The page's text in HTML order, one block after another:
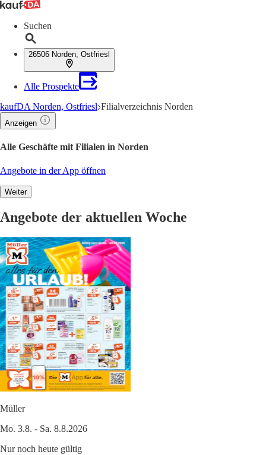
Suchen
26506 Norden, Ostfriesl
Alle Prospekte
kaufDA Norden, Ostfriesl Filialverzeichnis Norden
Anzeigen
Alle Geschäfte mit Filialen in Norden
Angebote in der App öffnen
Weiter
Angebote der aktuellen Woche
Müller
Mo. 3.8. - Sa. 8.8.2026
Nur noch heute gültig